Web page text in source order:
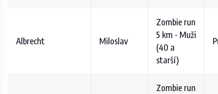
Albrecht Miloslav
Zombie run
5 km - Muži
(40 a
starší)
Zombie run